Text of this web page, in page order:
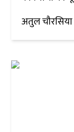
अतुल चौरसिया